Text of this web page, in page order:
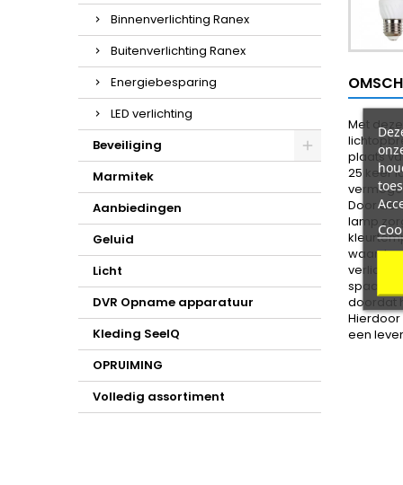
Binnenverlichting Ranex
Buitenverlichting Ranex
Energiebesparing
LED verlichting
Beveiliging
Marmitek
Aanbiedingen
Geluid
Licht
DVR Opname apparatuur
Kleding SeeIQ
OPRUIMING
Volledig assortiment
Met
plaats
25 keer
Door de
lamp
waarde
doordat
Hierdoor
een